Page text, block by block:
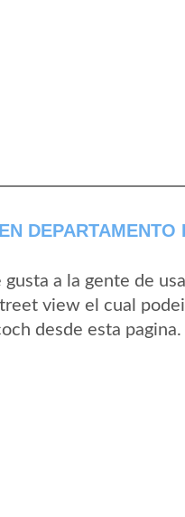
DEPARTAMENTO
a la gente de
view el cual
desde esta pagina.